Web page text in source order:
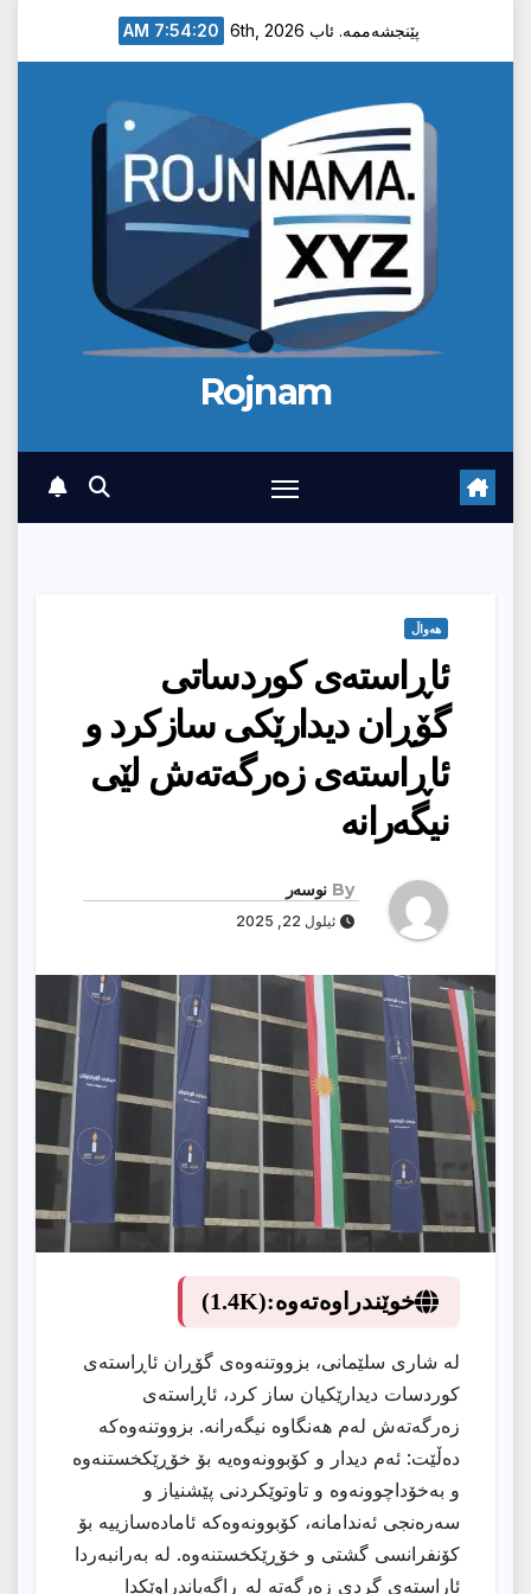
پێنجشەممە. ئاب 6th, 2026 7:54:21 AM
Rojnam
هەواڵ
ئاڕاستەی كوردساتی
گۆڕان دیدارێكی سازكرد و
ئاڕاستەی زەرگەتەش لێى
نیگەرانە
By نوسەر
ئیلول 22, 2025
خوێندراوەتەوە:(1.4K)
لە شاری سلێمانی، بزووتنەوەی گۆڕان ئاڕاستەی
كوردسات دیدارێكیان ساز كرد، ئاڕاستەی
زەرگەتەش لەم هەنگاوە نیگەرانە. بزووتنەوەكە
دەڵێت: ئەم دیدار و كۆبوونەوەیە بۆ خۆڕێكخستنەوە
و بەخۆداچوونەوە و تاوتوێكردنی پێشنیاز و
سەرەنجی ئەندامانە، كۆبوونەوەكە ئامادەسازییە بۆ
كۆنفرانسی گشتی و خۆڕێكخستنەوە. لە بەرانبەردا
ئاراستەی گردی زەرگەتە لە ڕاگەیاندراوێكدا